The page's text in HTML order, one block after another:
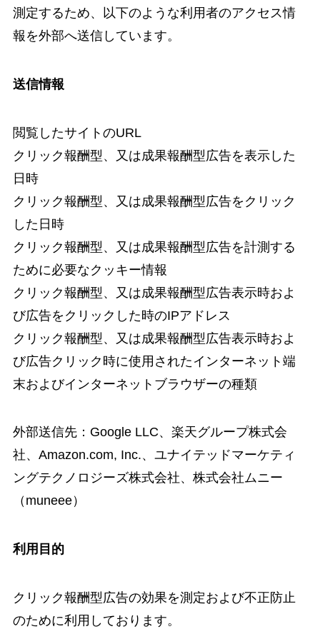
測定するため、以下のような利用者のアクセス情
報を外部へ送信しています。
送信情報
閲覧したサイトのURL
クリック報酬型、又は成果報酬型広告を表示した
日時
クリック報酬型、又は成果報酬型広告をクリック
した日時
クリック報酬型、又は成果報酬型広告を計測する
ために必要なクッキー情報
クリック報酬型、又は成果報酬型広告表示時およ
び広告をクリックした時のIPアドレス
クリック報酬型、又は成果報酬型広告表示時およ
び広告クリック時に使用されたインターネット端
末およびインターネットブラウザーの種類
外部送信先：Google LLC、楽天グループ株式会
社、Amazon.com, Inc.、ユナイテッドマーケティ
ングテクノロジーズ株式会社、株式会社ムニー
（muneee）
利用目的
クリック報酬型広告の効果を測定および不正防止
のために利用しております。